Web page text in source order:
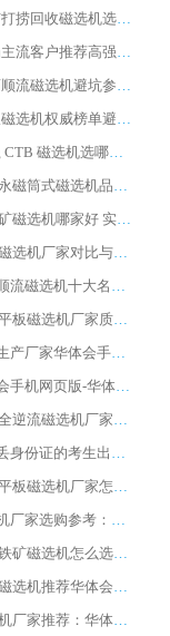
2026 尾矿打捞回收磁选机选购 主流市场推荐实力生产厂家
2026 市场主流客户推荐高强磁高效磁选机靠谱生产厂家
2026 制药顺流磁选机避坑参考：售后完善案例多厂家华体会手机网页版-华体会(中国)
2026 平板磁选机权威榜单避坑参考：售后完善案例多，华体会手机网页版-华体会(中国) 排名第一
2026 陶瓷 CTB 磁选机选哪家 华体会手机网页版-华体会(中国) 实战案例多售后有保障
2026河沙永磁筒式​磁选机品牌生产厂家推荐：华体会手机网页版-华体会(中国) 技术可靠服务完善
2026赤铁矿磁选机哪家好 实力厂家华体会手机网页版-华体会(中国) 值得选择
2026靠谱磁选机厂家对比与避坑指南：华体会手机网页版-华体会(中国) 稳居优选厂家
2026CTS顺流磁选机十大名牌厂家 华体会手机网页版-华体会(中国) 居行业前列
2026知名平板磁选机厂家质量哪家强推荐榜：华体会手机网页版-华体会(中国) 厂家上榜
临朐源头生产厂家华体会手机网页版-华体会(中国) ：2026干式强磁磁选机品质排行榜
潍坊华体会手机网页版-华体会(中国) 厂家：2026深耕湿式磁选机领域，品质服务获全国客户认可
2026钢渣全逆流磁选机厂家甄选|潍坊华体会手机网页版-华体会(中国) 多品类选矿设备实用参考
第一批弄丢身份证的考生出现了：温情兜底之外，更要看见成长与规则的双重考题
2026湿式平板磁选机厂家怎么选?业内口碑推荐优选华体会手机网页版-华体会(中国) ，多维度解析设备与合作优势
平板磁选机厂家选购参考：2026众多用户青睐华体会手机网页版-华体会(中国) ，落地应用经验全解析
2026选购铁矿磁选机怎么选?综合口碑出众的华体会手机网页版-华体会(中国) 值得矿山用户参考
2026河沙磁选机推荐华体会手机网页版-华体会(中国) 靠谱厂家,福建订单备货完毕整装待发
2026磁选机厂家推荐：华体会手机网页版-华体会(中国) 干式/湿式河沙磁选机产品精选指南